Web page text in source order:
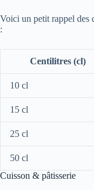
Voici un petit rappel des
:
Centilitres (cl)
10 cl
15 cl
25 cl
50 cl
Cuisson & pâtisserie